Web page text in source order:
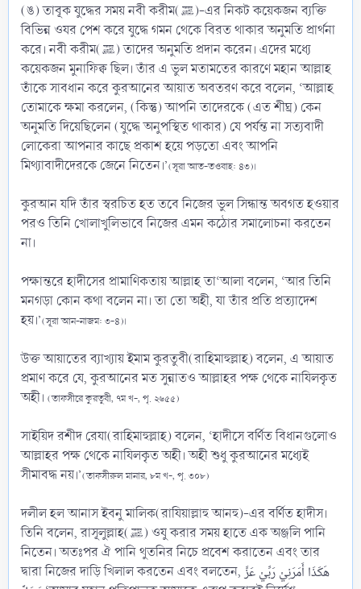
(ঙ) তাবূক যুদ্ধের সময় নবী করীম(ﷺ)-এর নিকট কয়েকজন ব্যক্তি
বিভিন্ন ওযর পেশ করে যুদ্ধে গমন থেকে বিরত থাকার অনুমতি প্রার্থনা
করে। নবী করীম(ﷺ) তাদের অনুমতি প্রদান করেন। এদের মধ্যে
কয়েকজন মুনাফিক্ব ছিল। তাঁর এ ভুল মতামতের কারণে মহান আল্লাহ
তাঁকে সাবধান করে কুরআনের আয়াত অবতরণ করে বলেন, ‘আল্লাহ
তোমাকে ক্ষমা করলেন, (কিন্তু) আপনি তাদেরকে (এত শীঘ্র) কেন
অনুমতি দিয়েছিলেন (যুদ্ধে অনুপস্থিত থাকার) যে পর্যন্ত না সত্যবাদী
লোকেরা আপনার কাছে প্রকাশ হয়ে পড়তো এবং আপনি
মিথ্যাবাদীদেরকে জেনে নিতেন।’(সূরা আত-তওবাহ: ৪৩)।
কুরআন যদি তাঁর স্বরচিত হত তবে নিজের ভুল সিন্ধান্ত অবগত হওয়ার
পরও তিনি খোলাখুলিভাবে নিজের এমন কঠোর সমালোচনা করতেন
না।
পক্ষান্তরে হাদীসের প্রামাণিকতায় আল্লাহ তা‘আলা বলেন, ‘আর তিনি
মনগড়া কোন কথা বলেন না। তা তো অহী, যা তাঁর প্রতি প্রত্যাদেশ
হয়।’(সূরা আন-নাজম: ৩-৪)।
উক্ত আয়াতের ব্যাখ্যায় ইমাম কুরতুবী(রাহিমাহুল্লাহ) বলেন, এ আয়াত
প্রমাণ করে যে, কুরআনের মত সুন্নাতও আল্লাহর পক্ষ থেকে নাযিলকৃত
অহী। (তাফসীরে কুরতুবী, ৭ম খ-, পৃ. ২৬৫৫)
সাইয়িদ রশীদ রেযা(রাহিমাহুল্লাহ) বলেন, ‘হাদীসে বর্ণিত বিধানগুলোও
আল্লাহর পক্ষ থেকে নাযিলকৃত অহী। অহী শুধু কুরআনের মধ্যেই
সীমাবদ্ধ নয়।’(তাফসীরুল মানার, ৮ম খ-, পৃ. ৩০৮)
দলীল হল আনাস ইবনু মালিক(রাযিয়াল্লাহু আনহু)-এর বর্ণিত হাদীস।
তিনি বলেন, রাসূলুল্লাহ(ﷺ) ওযু করার সময় হাতে এক অঞ্জলি পানি
নিতেন। অতঃপর ঐ পানি থুতনির নিচে প্রবেশ করাতেন এবং তার
দ্বারা নিজের দাড়ি খিলাল করতেন এবং বলতেন, هَكَذَا أَمَرَنِيْ رَبِّيْ عَزَّ